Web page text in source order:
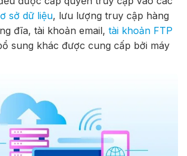
sở dữ liệu, lưu lượng truy cập hàng
đĩa, tài khoản email, tài khoản FTP
sung khác được cung cấp bởi máy